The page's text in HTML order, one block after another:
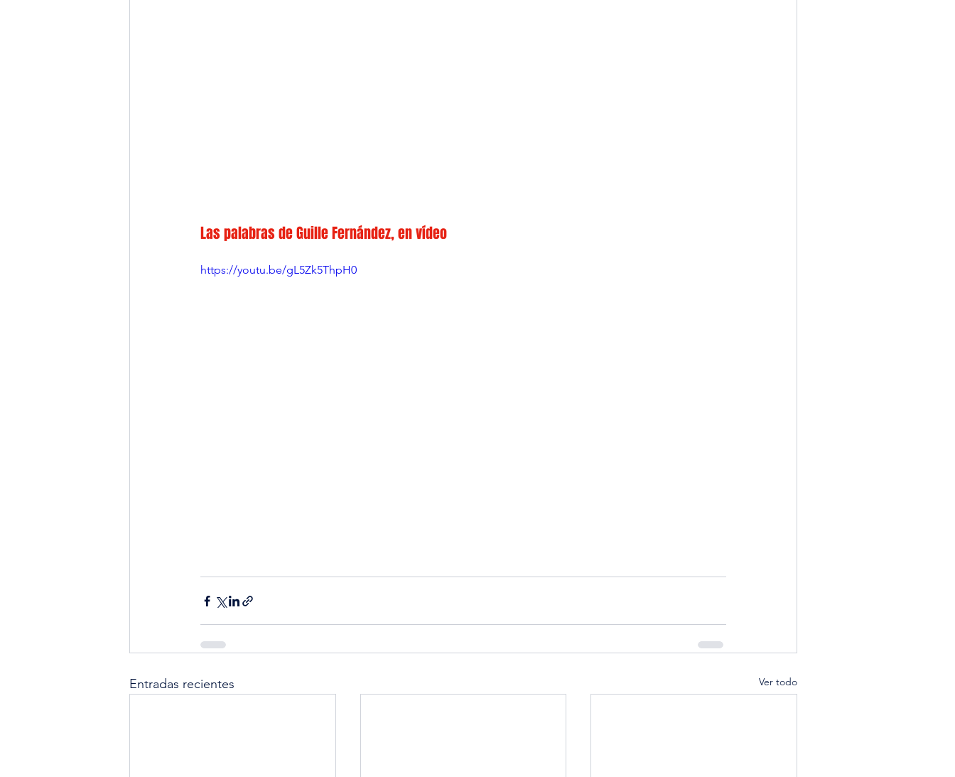
Las palabras de Guille Fernández, en vídeo
https://youtu.be/gL5Zk5ThpH0
Entradas recientes Ver todo